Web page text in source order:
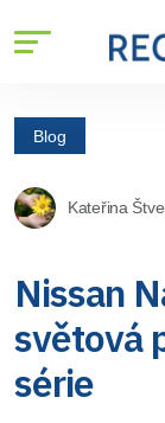
Blog
Kateřina
Nissan
světová
série